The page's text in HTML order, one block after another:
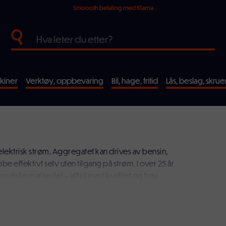
Smoooth betaling med Klarna
Verktøy, oppbevaring Bil, hage, fritid Lås, beslag,
strøm. Aggregatet kan drives av bensin,
effektivt selv uten tilgang på strøm. I over 25 år
til en av markedslederne på strømaggregat i